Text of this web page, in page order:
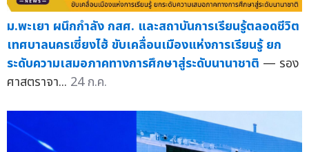
ม.พะเยา ผนึกกำลัง กสศ. และสถาบันการเรียนรู้ตลอดชีวิต
เทศบาลนครเซี่ยงไฮ้ ขับเคลื่อนเมืองแห่งการเรียนรู้ ยก
ระดับความเสมอภาคทางการศึกษาสู่ระดับนานาชาติ — รอง
ศาสตราจา... 24 ก.ค.